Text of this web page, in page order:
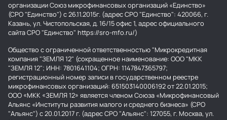
организации Союз микрофинансовых организаций «Единство»
(СРО "Единство") с 26.11.2015г. (адрес СРО "Единство": 420066, г.
Казань, ул. Чистопольская, д. 16/15 офис 1, адрес официального
сайта СРО "Единство" https://sro-mfo.ru/)
Общество с ограниченной ответственностью "Микрокредитная
компания "ЗЕМЛЯ 12" (сокращенное наименование: ООО "МКК
"ЗЕМЛЯ 12"; ИНН: 7801641104; ОГРН: 1147847365797;
регистрационный номер записи в государственном реестре
микрофинансовых организаций: 651503140006192 от 22.01.2015;
ООО «МКК «ЗЕМЛЯ 12» является членом Союза «Микрофинансовый
Альянс «Институты развития малого и среднего бизнеса» (СРО
"Альянс") с 20.01.2017 г. (адрес СРО "Альянс": 127055, г. Москва, ул.